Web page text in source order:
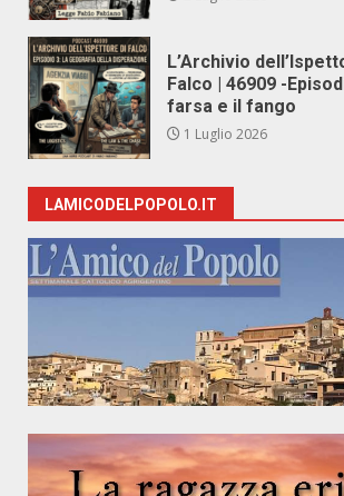
L’Archivio
Falco | 46909 -
farsa e il fango
1 Luglio 2026
LAMICODELPOPOLO.IT